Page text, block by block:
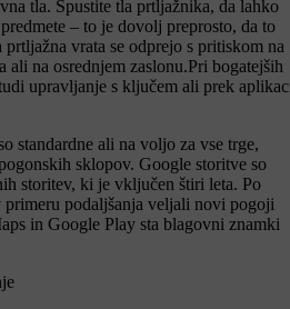
tla. Spustite tla prtljažnika, da lahko
– to je dovolj preprosto, da to
vrata se odprejo s pritiskom na
ali na osrednjem zaslonu.Pri bogatejših
upravljanje s ključem ali prek
standardne ali na voljo za vse trge,
sklopov. Google storitve so
storitev, ki je vključen štiri leta. Po
primeru podaljšanja veljali novi pogoji
in Google Play sta blagovni znamki